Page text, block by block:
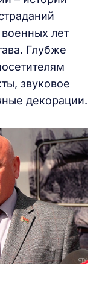
лет
Глубже
звуковое
декорации.